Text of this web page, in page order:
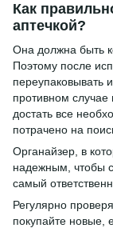
Как
аптечкой?
Она должна быть
Поэтому после
переупаковывать
противном
достать все
потрачено на
Органайзер, в
надежным, чтобы
самый
Регулярно
покупайте новые,